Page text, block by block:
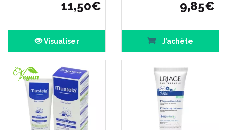
11,50€
Visualiser
9,85€
J’achète